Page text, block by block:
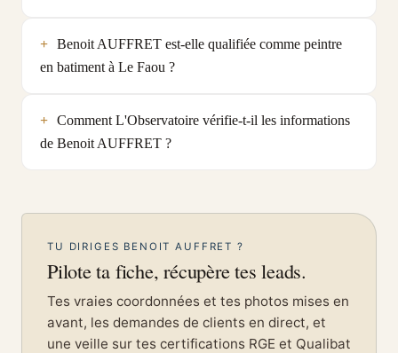
Benoit AUFFRET est-elle qualifiée comme peintre
en batiment à Le Faou ?
Comment L'Observatoire vérifie-t-il les informations
de Benoit AUFFRET ?
TU DIRIGES BENOIT AUFFRET ?
Pilote ta fiche, récupère tes leads.
Tes vraies coordonnées et tes photos mises en
avant, les demandes de clients en direct, et
une veille sur tes certifications RGE et Qualibat